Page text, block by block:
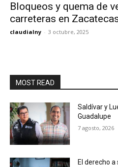
Bloqueos y quema de
carreteras en
claudialny - 3 octubre, 2025
MOST READ
Saldívar y
Guadalupe
7 agosto, 2026
El derecho